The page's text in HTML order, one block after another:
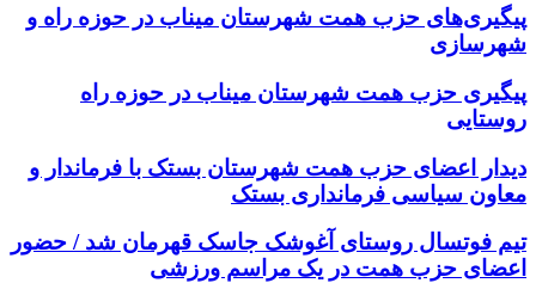
پیگیری‌های حزب همت شهرستان میناب در حوزه راه و
شهرسازی
پیگیری حزب همت شهرستان میناب در حوزه راه
روستایی
دیدار اعضای حزب همت شهرستان بستک با فرماندار و
معاون سیاسی فرمانداری بستک
تیم فوتسال روستای آغوشک جاسک قهرمان شد / حضور
اعضای حزب همت در یک مراسم ورزشی